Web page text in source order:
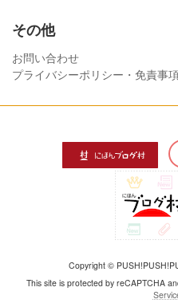
その他
お問い合わせ
プライバシーポリシー・免責事
Copyright ©
This site is protected by reCAPTCHA